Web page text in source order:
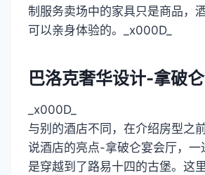
制服务卖场中的家具只是商品，
可以亲身体验的。_x000D_
巴洛克奢华设计-拿破
_x000D_
与别的酒店不同，在介绍房型之
说酒店的亮点-拿破仑宴会厅，一
是穿越到了路易十四的古堡。这